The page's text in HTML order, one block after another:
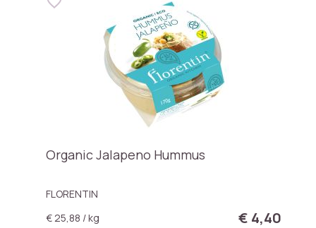
Organic Jalapeno Hummus
FLORENTIN
€ 25,88 / kg
€ 4,40